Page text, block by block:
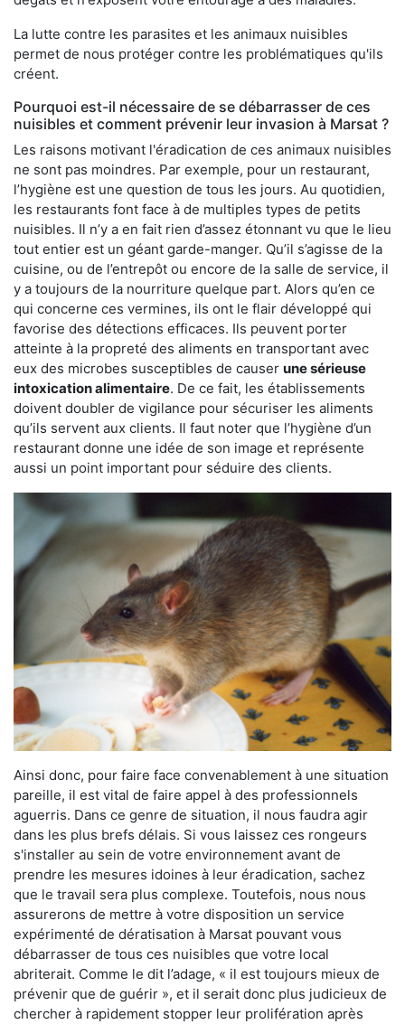
La lutte contre les parasites et les animaux nuisibles
permet de nous protéger contre les problématiques qu'ils
créent.
Pourquoi est-il nécessaire de se débarrasser de ces
nuisibles et comment prévenir leur invasion à Marsat ?
Les raisons motivant l'éradication de ces animaux nuisibles
ne sont pas moindres. Par exemple, pour un restaurant,
l’hygiène est une question de tous les jours. Au quotidien,
les restaurants font face à de multiples types de petits
nuisibles. Il n’y a en fait rien d’assez étonnant vu que le lieu
tout entier est un géant garde-manger. Qu’il s’agisse de la
cuisine, ou de l’entrepôt ou encore de la salle de service, il
y a toujours de la nourriture quelque part. Alors qu’en ce
qui concerne ces vermines, ils ont le flair développé qui
favorise des détections efficaces. Ils peuvent porter
atteinte à la propreté des aliments en transportant avec
eux des microbes susceptibles de causer une sérieuse
intoxication alimentaire. De ce fait, les établissements
doivent doubler de vigilance pour sécuriser les aliments
qu’ils servent aux clients. Il faut noter que l’hygiène d’un
restaurant donne une idée de son image et représente
aussi un point important pour séduire des clients.
Ainsi donc, pour faire face convenablement à une situation
pareille, il est vital de faire appel à des professionnels
aguerris. Dans ce genre de situation, il nous faudra agir
dans les plus brefs délais. Si vous laissez ces rongeurs
s'installer au sein de votre environnement avant de
prendre les mesures idoines à leur éradication, sachez
que le travail sera plus complexe. Toutefois, nous nous
assurerons de mettre à votre disposition un service
expérimenté de dératisation à Marsat pouvant vous
débarrasser de tous ces nuisibles que votre local
abriterait. Comme le dit l’adage, « il est toujours mieux de
prévenir que de guérir », et il serait donc plus judicieux de
chercher à rapidement stopper leur prolifération après